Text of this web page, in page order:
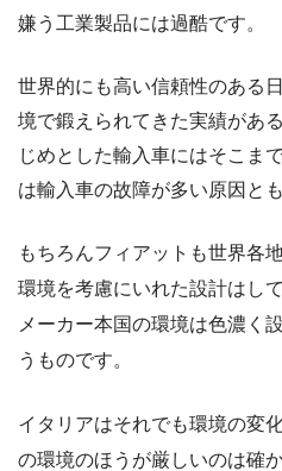
嫌う工業製品には過酷です。
世界的にも高い信頼性のある
境で鍛えられてきた実績があ
じめとした輸入車にはそこま
は輸入車の故障が多い原因と
もちろんフィアットも世界各
環境を考慮にいれた設計はし
メーカー本国の環境は色濃く
うものです。
イタリアはそれでも環境の変
の環境のほうが厳しいのは確